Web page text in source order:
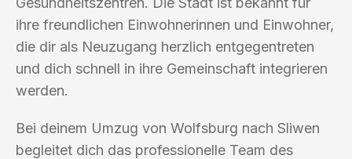
ihre freundlichen Einwohnerinnen und Einwohner,
die dir als Neuzugang herzlich entgegentreten
und dich schnell in ihre Gemeinschaft integrieren
werden.
Bei deinem Umzug von Wolfsburg nach Sliwen
begleitet dich das professionelle Team des